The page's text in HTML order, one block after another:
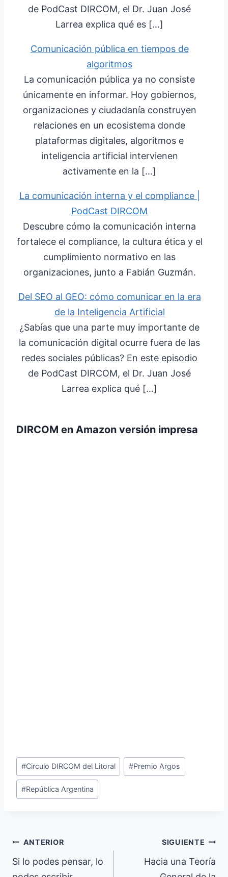
de PodCast DIRCOM, el Dr. Juan José
Larrea explica qué es […]
Comunicación pública en tiempos de
algoritmos
La comunicación pública ya no consiste
únicamente en informar. Hoy gobiernos,
organizaciones y ciudadanía construyen
relaciones en un ecosistema donde
plataformas digitales, algoritmos e
inteligencia artificial intervienen
activamente en la […]
La comunicación interna y el compliance |
PodCast DIRCOM
Descubre cómo la comunicación interna
fortalece el compliance, la cultura ética y el
cumplimiento normativo en las
organizaciones, junto a Fabián Guzmán.
Del SEO al GEO: cómo comunicar en la era
de la Inteligencia Artificial
¿Sabías que una parte muy importante de
la comunicación digital ocurre fuera de las
redes sociales públicas? En este episodio
de PodCast DIRCOM, el Dr. Juan José
Larrea explica qué […]
DIRCOM en Amazon versión impresa
Etiquetas
de
la
#Circulo DIRCOM del Litoral #Premio Argos
#República Argentina
Navegación
de
ANTERIOR
Si lo podes pensar, lo
SIGUIENTE
Hacia una Teoría